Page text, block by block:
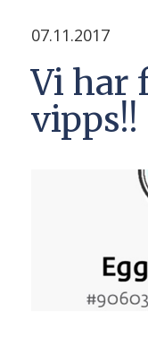
07.11.2017
Vi har
vipps!!